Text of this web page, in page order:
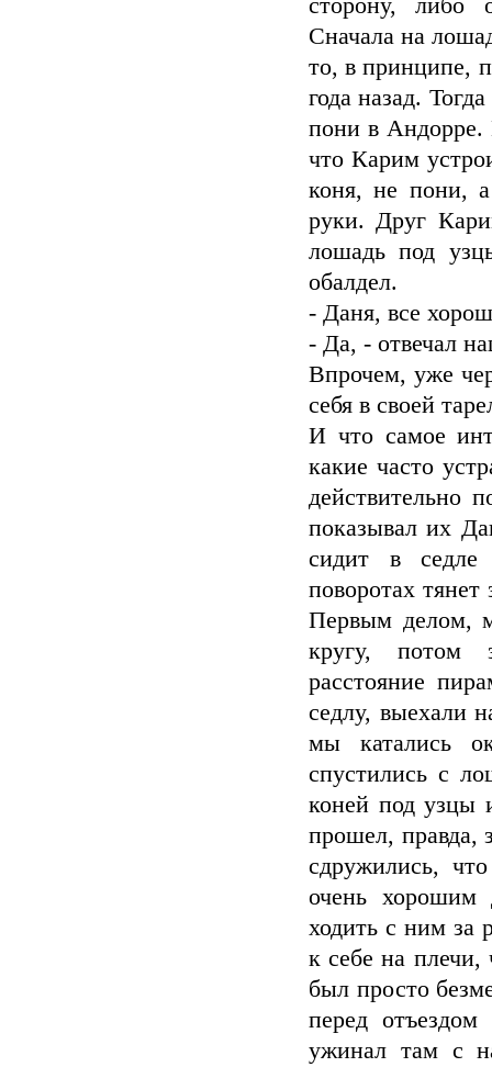
сторону, либо
Сначала на
то, в принципе,
года назад.
пони в Андорре.
что Карим
коня, не пони,
руки. Друг
лошадь под
обалдел.
- Даня, все
- Да, - отвечал
Впрочем, уже
себя в своей
И что самое
какие часто
действительно
показывал их
сидит в седле
поворотах
Первым делом,
кругу, потом
расстояние
седлу, выехали
мы катались
спустились с
коней под узцы
прошел, правда,
сдружились,
очень хорошим
ходить с ним за
к себе на плечи,
был просто
перед
ужинал там с